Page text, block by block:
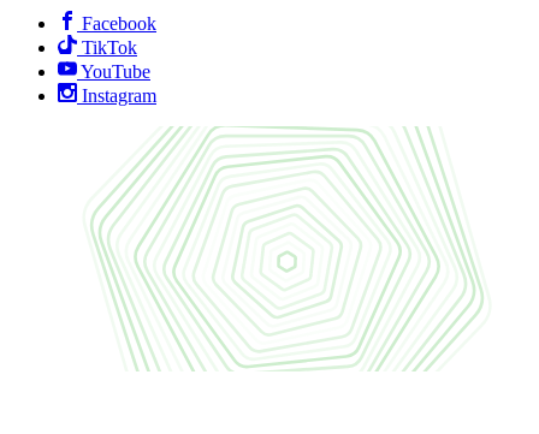
Facebook
TikTok
YouTube
Instagram